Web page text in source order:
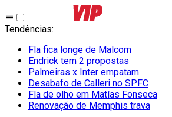
Tendências:
Fla fica longe de Malcom
Endrick tem 2 propostas
Palmeiras x Inter empatam
Desabafo de Calleri no SPFC
Fla de olho em Matías Fonseca
Renovação de Memphis trava